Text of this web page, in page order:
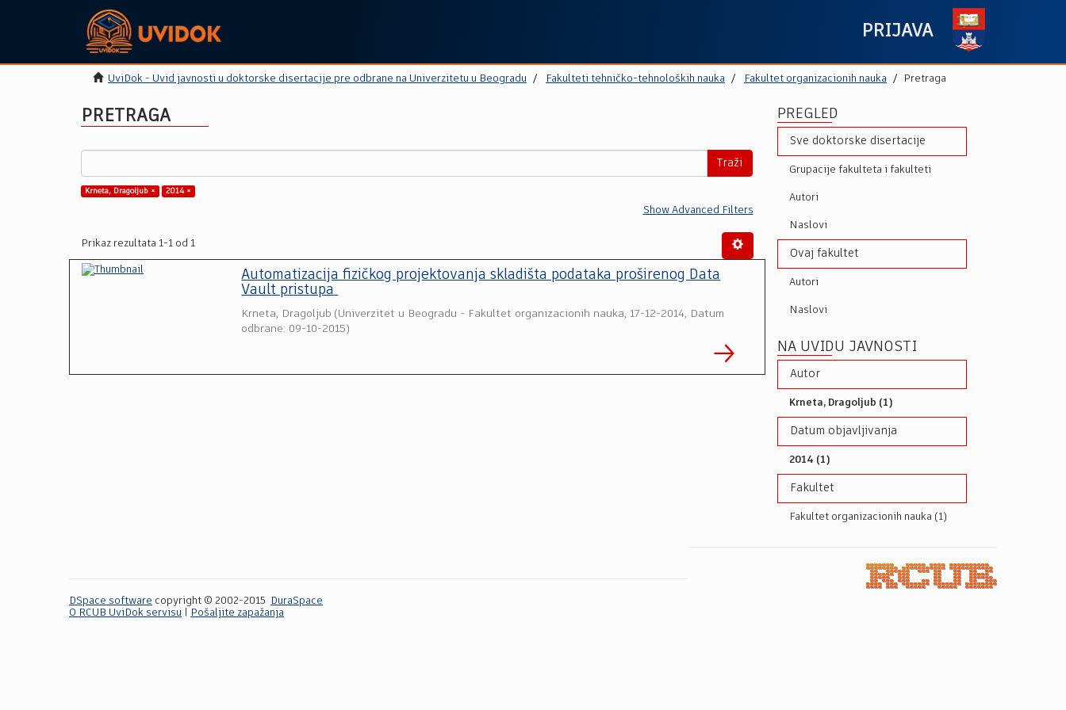
PRIJAVA
UviDok - Uvid javnosti u doktorske disertacije pre odbrane na Univerzitetu u Beogradu Fakulteti tehničko-tehnoloških nauka Fakultet organizacionih nauka Pretraga
PRETRAGA
Traži
Krneta, Dragoljub × 2014 ×
Show Advanced Filters
Prikaz rezultata 1-1 od 1
Automatizacija fizičkog projektovanja skladišta podataka proširenog Data
Vault pristupa
Krneta, Dragoljub (Univerzitet u Beogradu - Fakultet organizacionih nauka, 17-12-2014, Datum
odbrane: 09-10-2015)
PREGLED
Sve doktorske disertacije
Grupacije fakulteta i fakulteti
Autori
Naslovi
Ovaj fakultet
Autori
Naslovi
NA UVIDU JAVNOSTI
Autor
Krneta, Dragoljub (1)
Datum objavljivanja
2014 (1)
Fakultet
Fakultet organizacionih nauka (1)
DSpace software copyright © 2002-2015
DuraSpace
O RCUB UviDok servisu
Pošaljite zapažanja